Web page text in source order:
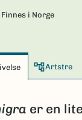
Finnes i Norge
Artstre
er en